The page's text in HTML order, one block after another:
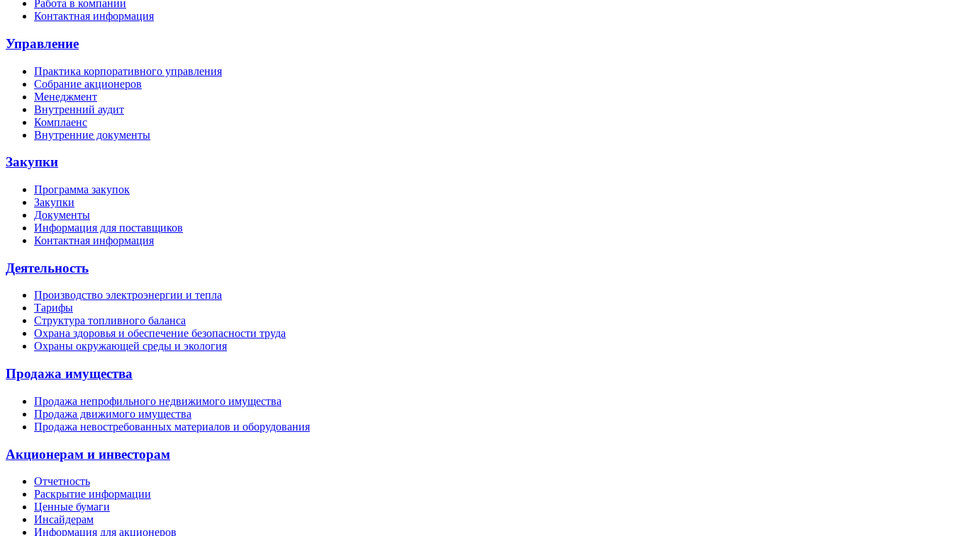
Работа в компании
Контактная информация
Управление
Практика корпоративного управления
Собрание акционеров
Менеджмент
Внутренний аудит
Комплаенс
Внутренние документы
Закупки
Программа закупок
Закупки
Документы
Информация для поставщиков
Контактная информация
Деятельность
Производство электроэнергии и тепла
Тарифы
Структура топливного баланса
Охрана здоровья и обеспечение безопасности труда
Охраны окружающей среды и экология
Продажа имущества
Продажа непрофильного недвижимого имущества
Продажа движимого имущества
Продажа невостребованных материалов и оборудования
Акционерам и инвесторам
Отчетность
Раскрытие информации
Ценные бумаги
Инсайдерам
Информация для акционеров